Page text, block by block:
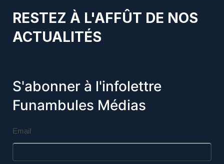
RESTEZ À L'AFFÛT DE NOS
ACTUALITÉS
S'abonner à l'infolettre
Funambules Médias
Email